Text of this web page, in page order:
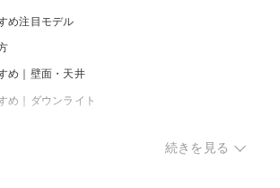
め注目モデル
め｜壁面・天井
め｜ダウンライト
続きを見る